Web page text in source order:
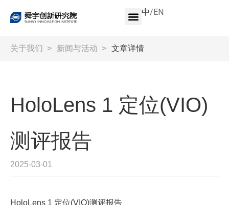
中/EN
关于我们 > 新闻与活动 > 文章详情
HoloLens 1 定位(VIO)
测评报告
2025-03-01
HoloLens 1 定位(VIO)测评报告